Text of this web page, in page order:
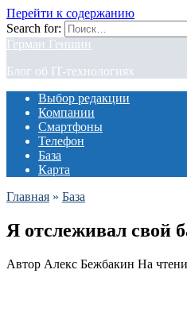
Перейти к содержанию
Search for:
Герман Геншин
Блог об IT-технологиях
Выбор редакции
Компании
Смартфоны
Телефон
База
Карта
Главная » База
Я отслеживал свой
Автор Алекс Бежбакин На